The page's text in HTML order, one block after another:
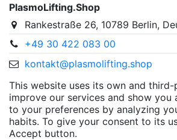
PlasmoLifting.Shop
Rankestraße 26, 10789 Berlin,
+49 30 422 083 00
kontakt@plasmolifting.shop
This website uses its own and
improve our services and show you
to your preferences by analyzing
habits. To give your consent to its
Accept button.